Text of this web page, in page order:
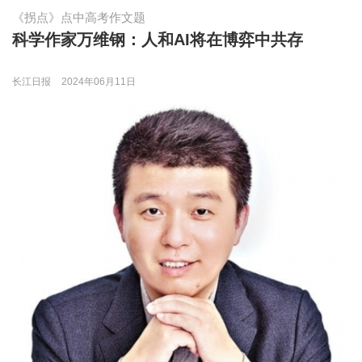
《拐点》点中高考作文题
科学作家万维钢：人和AI将在博弈中共存
长江日报 2024年06月11日